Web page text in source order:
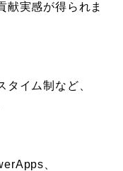
献実感が得られま
タイム制など、
、